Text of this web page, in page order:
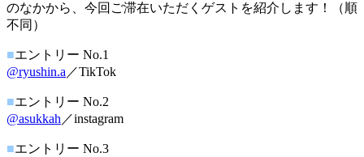
のなかから、今回ご滞在いただくゲストを紹介します！（順
不同）
■エントリー No.1
@ryushin.a ／TikTok
■エントリー No.2
@asukkah ／instagram
■エントリー No.3